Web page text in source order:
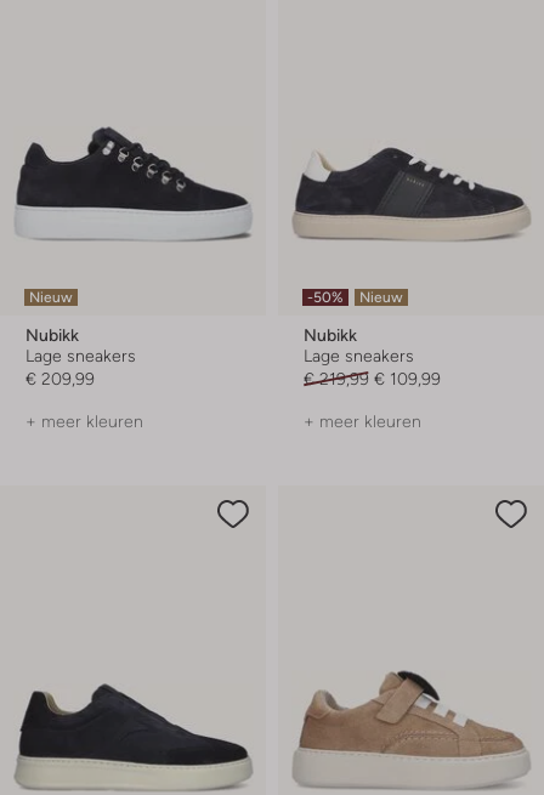
Nieuw
Nubikk
Lage sneakers
€ 209,99
+ meer kleuren
-50% Nieuw
Nubikk
Lage sneakers
€ 219,99 € 109,99
+ meer kleuren